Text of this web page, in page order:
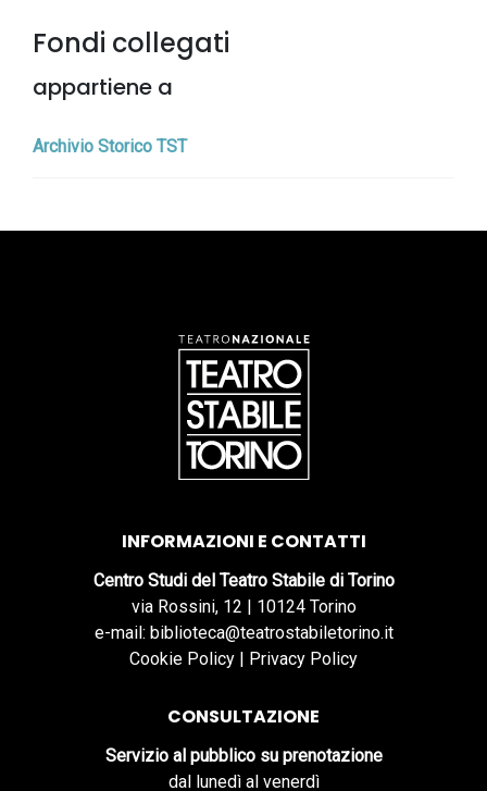
Fondi collegati
appartiene a
Archivio Storico TST
INFORMAZIONI E CONTATTI
Centro Studi del Teatro Stabile di Torino
via Rossini, 12 | 10124 Torino
e-mail: biblioteca@teatrostabiletorino.it
Cookie Policy | Privacy Policy
CONSULTAZIONE
Servizio al pubblico su prenotazione
dal lunedì al venerdì